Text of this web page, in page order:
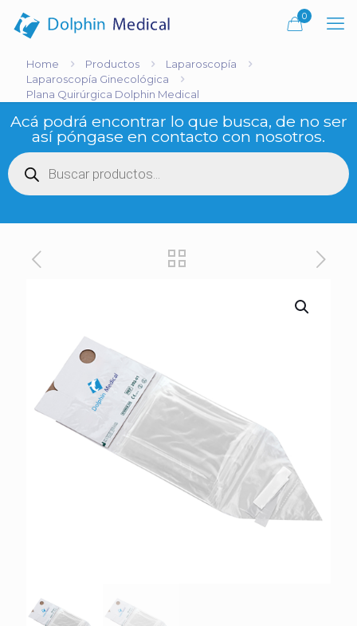
0
Home Productos
Laparoscopía
Laparoscopía Ginecológica
Plana Quirúrgica Dolphin Medical
Acá podrá encontrar lo que busca, de no ser
así póngase en contacto con nosotros.
Búsqueda
de
productos